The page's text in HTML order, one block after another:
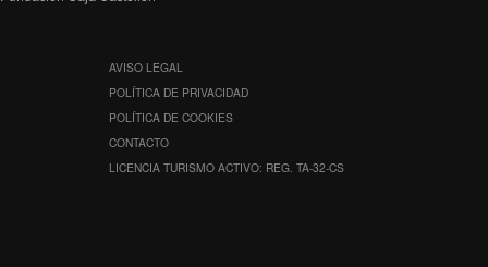
AVISO LEGAL
POLÍTICA DE PRIVACIDAD
POLÍTICA DE COOKIES
CONTACTO
LICENCIA TURISMO ACTIVO: REG. TA-32-CS